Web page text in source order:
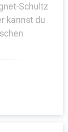
Schultz
kannst du